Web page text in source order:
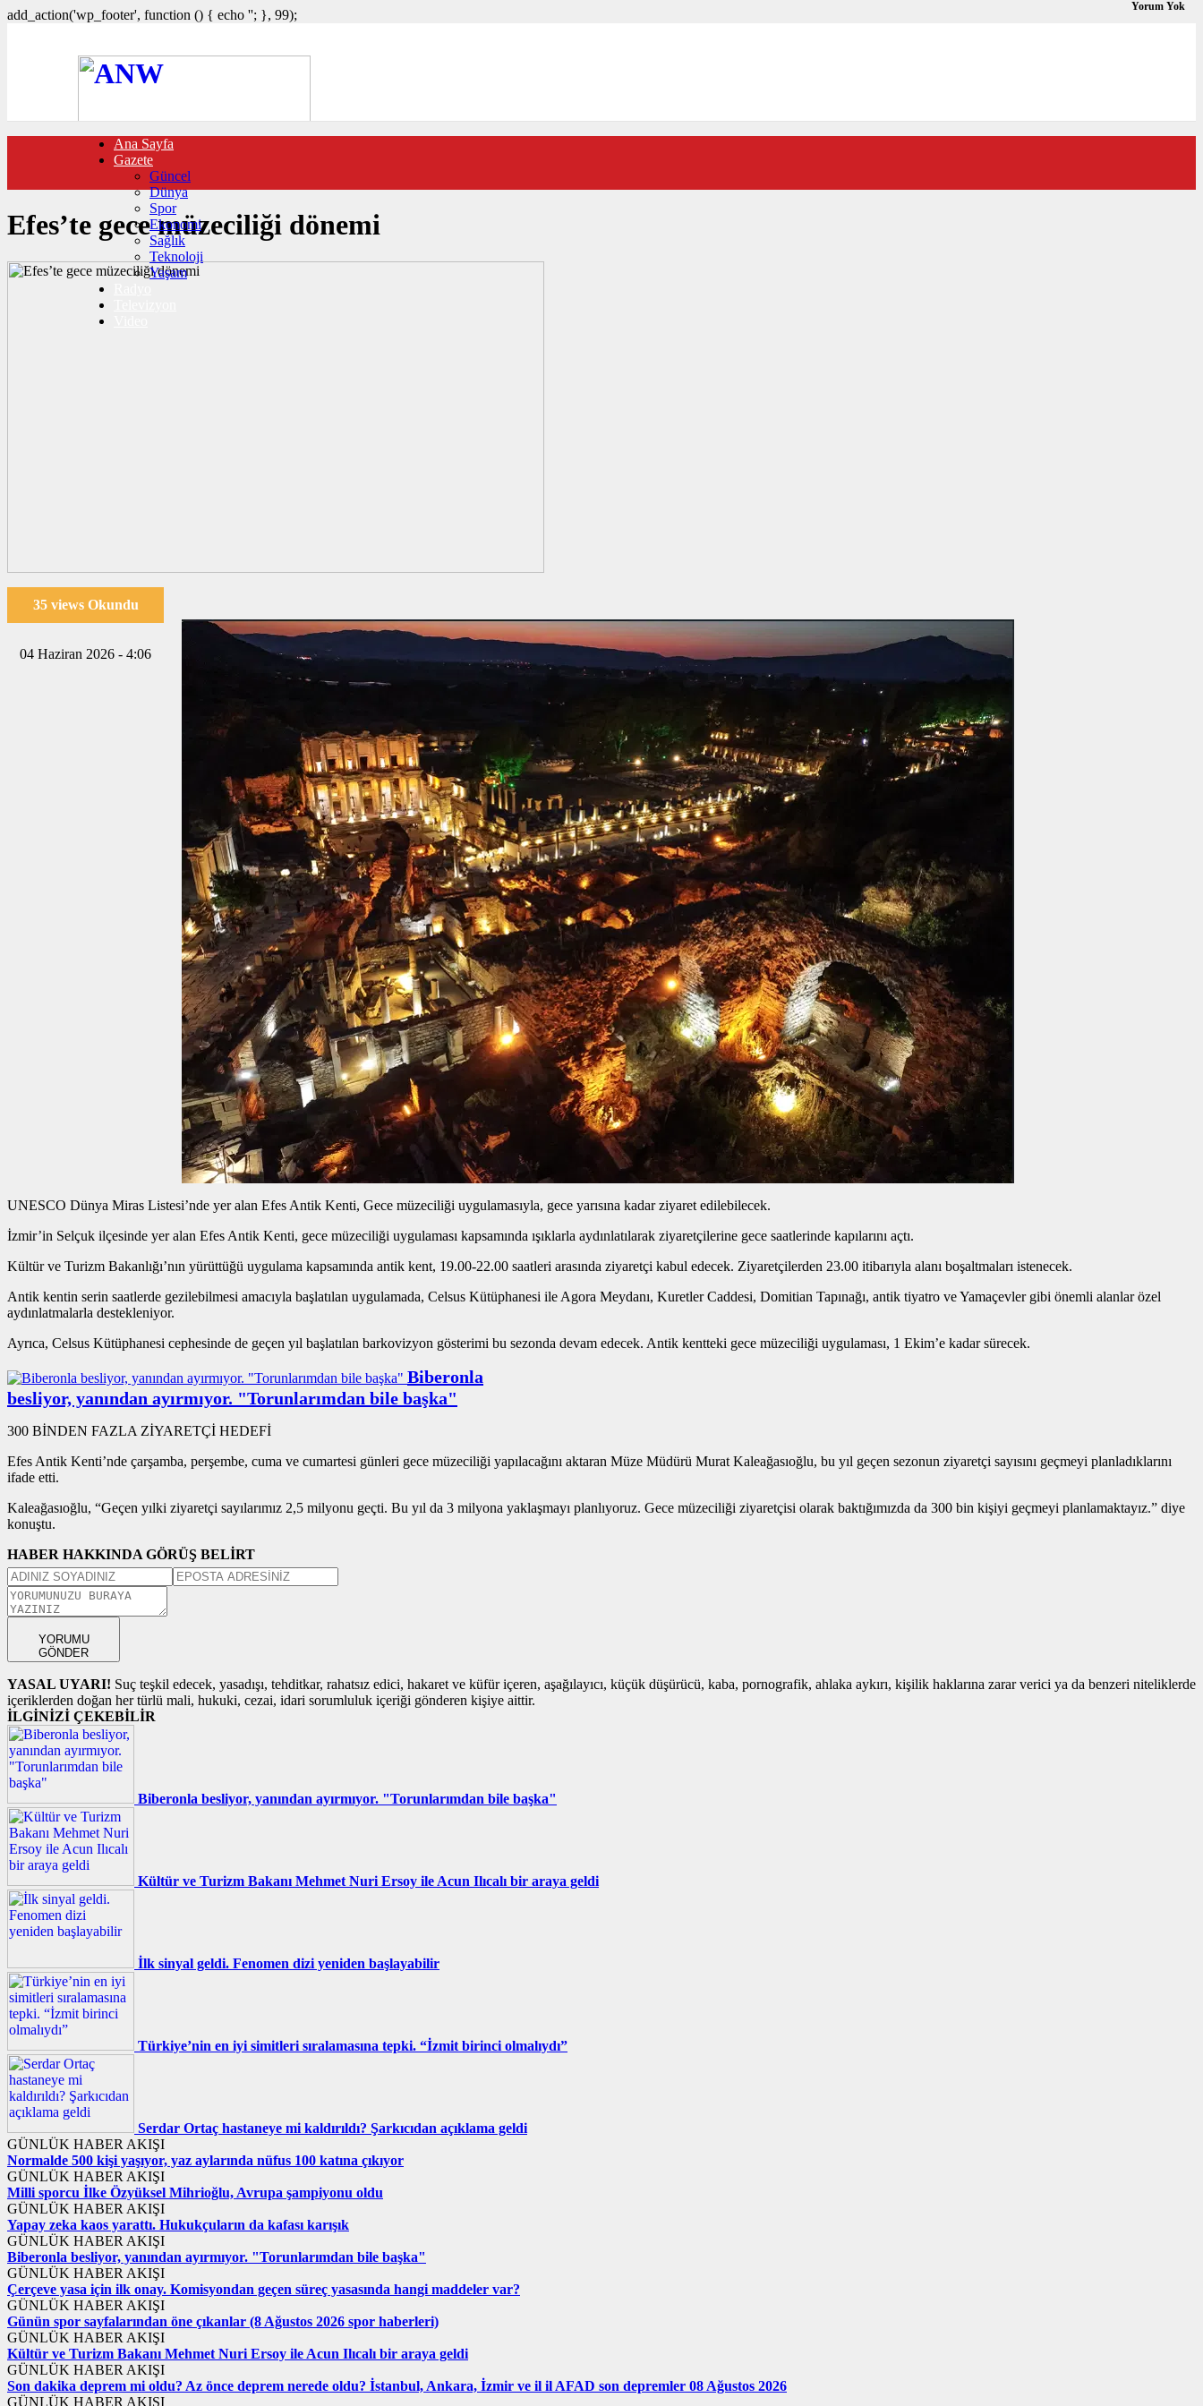
add_action('wp_footer', function () { echo ''; }, 99);
FOTO GALERİ
VIDEO GALERİ
TRAFİK DURUMU
NÖBETÇİ ECZANELER
CANLI SONUÇLAR
HABER GÖNDER
BURÇLAR
İLETİŞİM
Ana Sayfa
Gazete
Güncel
Dünya
Spor
Ekonomi
Sağlık
Teknoloji
Yaşam
Efes’te gece müzeciliği dönemi
35 views Okundu
04 Haziran 2026 - 4:06
UNESCO Dünya Miras Listesi’nde yer alan Efes Antik Kenti, Gece müzeciliği uygulamasıyla, gece yarısına kadar ziyaret edilebilecek.
İzmir’in Selçuk ilçesinde yer alan Efes Antik Kenti, gece müzeciliği uygulaması kapsamında ışıklarla aydınlatılarak ziyaretçilerine gece saatlerinde kapılarını açtı.
Kültür ve Turizm Bakanlığı’nın yürüttüğü uygulama kapsamında antik kent, 19.00-22.00 saatleri arasında ziyaretçi kabul edecek. Ziyaretçilerden 23.00 itibarıyla alanı boşaltmaları istenecek.
Antik kentin serin saatlerde gezilebilmesi amacıyla başlatılan uygulamada, Celsus Kütüphanesi ile Agora Meydanı, Kuretler Caddesi, Domitian Tapınağı, antik tiyatro ve Yamaçevler gibi önemli alanlar özel
aydınlatmalarla destekleniyor.
Ayrıca, Celsus Kütüphanesi cephesinde de geçen yıl başlatılan barkovizyon gösterimi bu sezonda devam edecek. Antik kentteki gece müzeciliği uygulaması, 1 Ekim’e kadar sürecek.
Biberonla
besliyor, yanından ayırmıyor. "Torunlarımdan bile başka"
300 BİNDEN FAZLA ZİYARETÇİ HEDEFİ
Efes Antik Kenti’nde çarşamba, perşembe, cuma ve cumartesi günleri gece müzeciliği yapılacağını aktaran Müze Müdürü Murat Kaleağasıoğlu, bu yıl geçen sezonun ziyaretçi sayısını geçmeyi planladıklarını
ifade etti.
Kaleağasıoğlu, “Geçen yılki ziyaretçi sayılarımız 2,5 milyonu geçti. Bu yıl da 3 milyona yaklaşmayı planlıyoruz. Gece müzeciliği ziyaretçisi olarak baktığımızda da 300 bin kişiyi geçmeyi planlamaktayız.” diye
konuştu.
HABER HAKKINDA GÖRÜŞ BELİRT
Yorum Yok
YORUMU
GÖNDER
YASAL UYARI! Suç teşkil edecek, yasadışı, tehditkar, rahatsız edici, hakaret ve küfür içeren, aşağılayıcı, küçük düşürücü, kaba, pornografik, ahlaka aykırı, kişilik haklarına zarar verici ya da benzeri niteliklerde
içeriklerden doğan her türlü mali, hukuki, cezai, idari sorumluluk içeriği gönderen kişiye aittir.
İLGİNİZİ ÇEKEBİLİR
Biberonla besliyor, yanından ayırmıyor. "Torunlarımdan bile başka"
Kültür ve Turizm Bakanı Mehmet Nuri Ersoy ile Acun Ilıcalı bir araya geldi
İlk sinyal geldi. Fenomen dizi yeniden başlayabilir
Türkiye’nin en iyi simitleri sıralamasına tepki. “İzmit birinci olmalıydı”
Serdar Ortaç hastaneye mi kaldırıldı? Şarkıcıdan açıklama geldi
GÜNLÜK HABER AKIŞI
Normalde 500 kişi yaşıyor, yaz aylarında nüfus 100 katına çıkıyor
GÜNLÜK HABER AKIŞI
Milli sporcu İlke Özyüksel Mihrioğlu, Avrupa şampiyonu oldu
GÜNLÜK HABER AKIŞI
Yapay zeka kaos yarattı. Hukukçuların da kafası karışık
GÜNLÜK HABER AKIŞI
Biberonla besliyor, yanından ayırmıyor. "Torunlarımdan bile başka"
GÜNLÜK HABER AKIŞI
Çerçeve yasa için ilk onay. Komisyondan geçen süreç yasasında hangi maddeler var?
GÜNLÜK HABER AKIŞI
Günün spor sayfalarından öne çıkanlar (8 Ağustos 2026 spor haberleri)
GÜNLÜK HABER AKIŞI
Kültür ve Turizm Bakanı Mehmet Nuri Ersoy ile Acun Ilıcalı bir araya geldi
GÜNLÜK HABER AKIŞI
Son dakika deprem mi oldu? Az önce deprem nerede oldu? İstanbul, Ankara, İzmir ve il il AFAD son depremler 08 Ağustos 2026
GÜNLÜK HABER AKIŞI